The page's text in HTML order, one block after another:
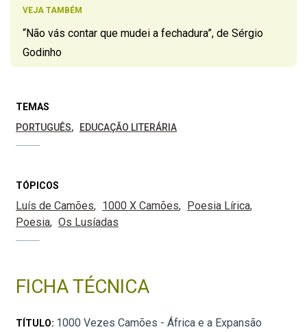
VEJA TAMBÉM
“Não vás contar que mudei a fechadura”, de Sérgio
Godinho
TEMAS
PORTUGUÊS
EDUCAÇÃO LITERÁRIA
TÓPICOS
Luís de Camões 1000 X Camões
Poesia Lírica
Poesia
Os Lusíadas
FICHA TÉCNICA
TÍTULO: 1000 Vezes Camões - África e a Expansão